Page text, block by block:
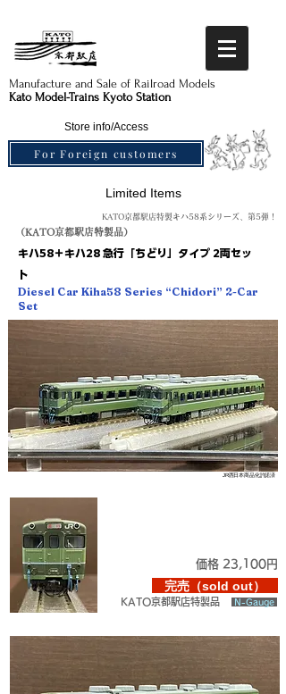
Manufacture and Sale of Railroad Models​
Kato Model-Trains Kyoto Station
Store info/Access
For Foreign customers
Limited Items
KATO京都駅店特製キハ58系シリーズ、第5弾！
（KATO京都駅店特製品）
キハ58＋キハ28 急行「ちどり」タイプ 2両セッ
ト
Diesel Car Kiha58 Series “Chidori” 2-Car
Set
JR西日本商品化許諾済
価格 23,100円
完売（sold out）
KATO京都駅店特製品 N-Gauge